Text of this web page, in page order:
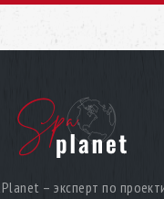
текстур
хаммам с мрамором Дубай
SPA.
– эксперт по